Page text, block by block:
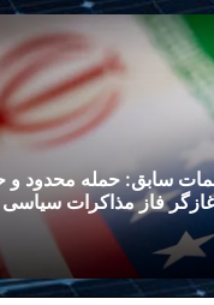
سابق: حمله محدود
فاز مذاکرات سیاسی